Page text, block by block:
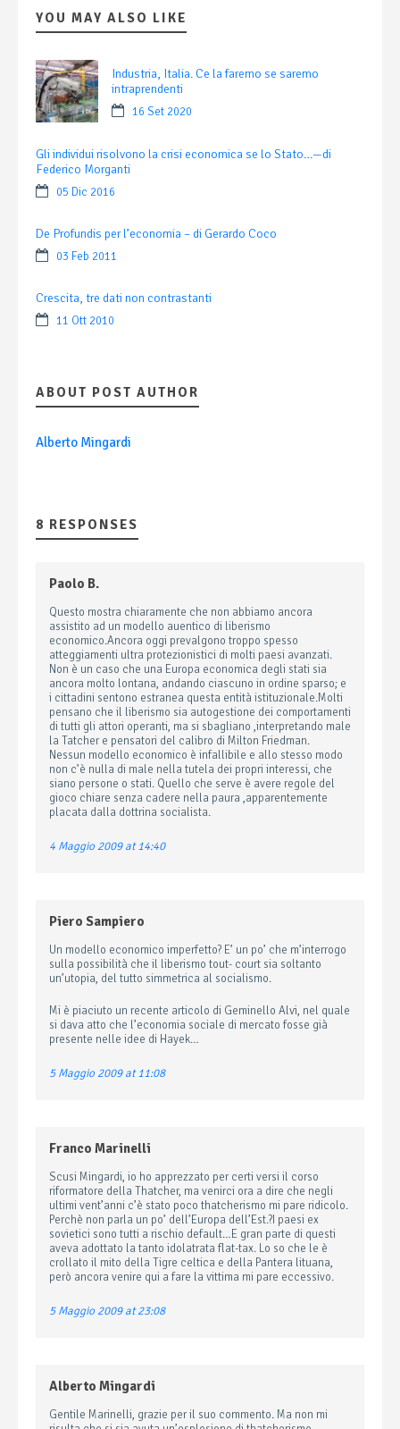
YOU MAY ALSO LIKE
Industria, Italia. Ce la faremo se saremo
intraprendenti
16 Set 2020
Gli individui risolvono la crisi economica se lo Stato…—di
Federico Morganti
05 Dic 2016
De Profundis per l’economia – di Gerardo Coco
03 Feb 2011
Crescita, tre dati non contrastanti
11 Ott 2010
ABOUT POST AUTHOR
Alberto Mingardi
8 RESPONSES
Paolo B.
Questo mostra chiaramente che non abbiamo ancora
assistito ad un modello auentico di liberismo
economico.Ancora oggi prevalgono troppo spesso
atteggiamenti ultra protezionistici di molti paesi avanzati.
Non è un caso che una Europa economica degli stati sia
ancora molto lontana, andando ciascuno in ordine sparso; e
i cittadini sentono estranea questa entità istituzionale.Molti
pensano che il liberismo sia autogestione dei comportamenti
di tutti gli attori operanti, ma si sbagliano ,interpretando male
la Tatcher e pensatori del calibro di Milton Friedman.
Nessun modello economico è infallibile e allo stesso modo
non c’è nulla di male nella tutela dei propri interessi, che
siano persone o stati. Quello che serve è avere regole del
gioco chiare senza cadere nella paura ,apparentemente
placata dalla dottrina socialista.
4 Maggio 2009 at 14:40
Piero Sampiero
Un modello economico imperfetto? E’ un po’ che m’interrogo
sulla possibilità che il liberismo tout- court sia soltanto
un’utopia, del tutto simmetrica al socialismo.
Mi è piaciuto un recente articolo di Geminello Alvi, nel quale
si dava atto che l’economia sociale di mercato fosse già
presente nelle idee di Hayek…
5 Maggio 2009 at 11:08
Franco Marinelli
Scusi Mingardi, io ho apprezzato per certi versi il corso
riformatore della Thatcher, ma venirci ora a dire che negli
ultimi vent’anni c’è stato poco thatcherismo mi pare ridicolo.
Perchè non parla un po’ dell’Europa dell’Est.?I paesi ex
sovietici sono tutti a rischio default…E gran parte di questi
aveva adottato la tanto idolatrata flat-tax. Lo so che le è
crollato il mito della Tigre celtica e della Pantera lituana,
però ancora venire qui a fare la vittima mi pare eccessivo.
5 Maggio 2009 at 23:08
Alberto Mingardi
Gentile Marinelli, grazie per il suo commento. Ma non mi